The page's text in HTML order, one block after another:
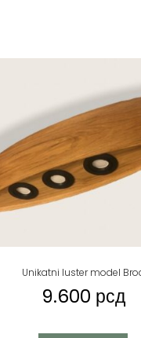
Unikatni luster model
9.600 рсд